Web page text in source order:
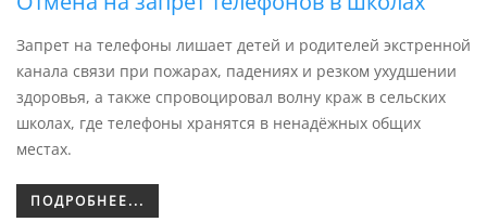
Запрет на телефоны лишает детей и родителей экстренной
канала связи при пожарах, падениях и резком ухудшении
здоровья, а также спровоцировал волну краж в сельских
школах, где телефоны хранятся в ненадёжных общих
местах.
ПОДРОБНЕЕ...